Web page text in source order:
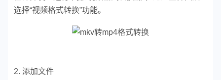
选择“视频格式转换”功能。
2. 添加文件